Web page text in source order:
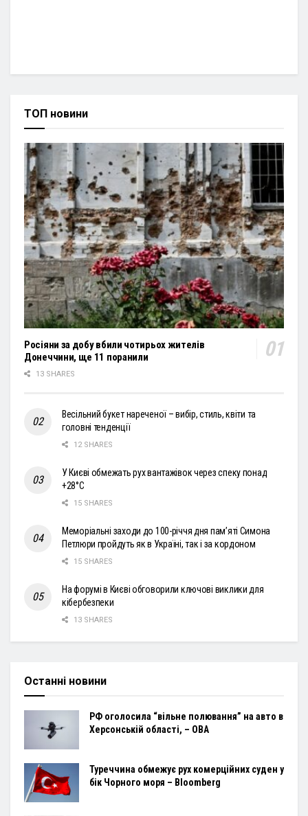
ТОП новини
Росіяни за добу вбили чотирьох жителів
Донеччини, ще 11 поранили
13 SHARES
Весільний букет нареченої – вибір, стиль, квіти та
головні тенденції
12 SHARES
У Києві обмежать рух вантажівок через спеку понад
+28°С
15 SHARES
Меморіальні заходи до 100-річчя дня пам’яті Симона
Петлюри пройдуть як в Україні, так і за кордоном
15 SHARES
На форумі в Києві обговорили ключові виклики для
кібербезпеки
13 SHARES
Останні новини
РФ оголосила “вільне полювання” на авто в
Херсонській області, – ОВА
Туреччина обмежує рух комерційних суден у
бік Чорного моря – Bloomberg